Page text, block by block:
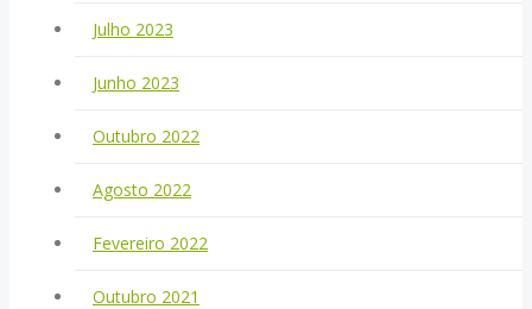
Julho 2023
Junho 2023
Outubro 2022
Agosto 2022
Fevereiro 2022
Outubro 2021